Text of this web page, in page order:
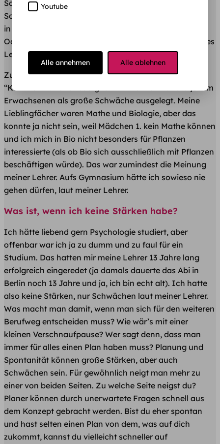
Schuljahr schon zu wisen, wo die eigenen Stärken und
Schwächen liegen, aber bedeutet eine schlechte Note,
in einem Fach wirklich, dass die ein Fach nicht liegt?
Oder sollte eine gute Note die nächsten 40 Jahre deines
Lebens bestimmen?
Zu Schulzeiten wurde mir meine
“Kommunikationsfreudigkeit” immer von nahezu jedem
Erwachsenen als große Schwäche ausgelegt. Meine
Lieblingfächer waren Mathe und Biologie, aber das
konnte ja nicht sein, weil Mädchen 1. kein Mathe können
und ich mich in Bio nicht besonders für Pflanzen
interessierte (als ob Bio sich ausschließlich mit Pflanzen
beschäftigen würde). Das war zumindest die Meinung
meiner Lehrer. Aufs Gymnasium hätte ich sowieso nie
gehen dürfen, laut meiner Lehrer.
Was ist, wenn ich keine Stärken habe?
Ich hätte liebend gern Psychologie studiert, aber
offenbar war ich ja zu dumm und zu faul für ein
Studium. Das hatten mir meine Lehrer 13 Jahre lang
erfolgreich eingeredet (ja damals dauerte das Abi in
Berlin noch 13 Jahre und ja, ich bin echt alt). Ich hatte
also keine Stärken, nur Schwächen laut meiner Lehrer.
Was macht man damit, wenn man sich für den weiteren
Berufweg entscheiden muss? Wie wär’s mit einer
kleinen Verschnaufpause? Wer sagt denn, dass man
immer für alles einen Plan haben muss? Planung und
Spontanität können große Stärken, aber auch
Schwächen sein. Für gewöhnlich neigt man mehr zu
einer von beiden Seiten. Zu welche Seite neigst du?
Planer können durch unerwartete Fragen schnell aus
dem Konzept gebracht werden. Bist du eher spontan
und hast selten einen Plan von dem, was auf dich
zukommt, kannst du vielleicht schneller auf
Youtube
Alle annehmen Alle ablehnen